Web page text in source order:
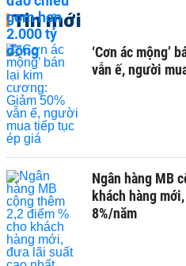
Tin mới
‘Cơn ác mộng’
vẫn ế, người
Ngân hàng MB
khách hàng
8%/năm